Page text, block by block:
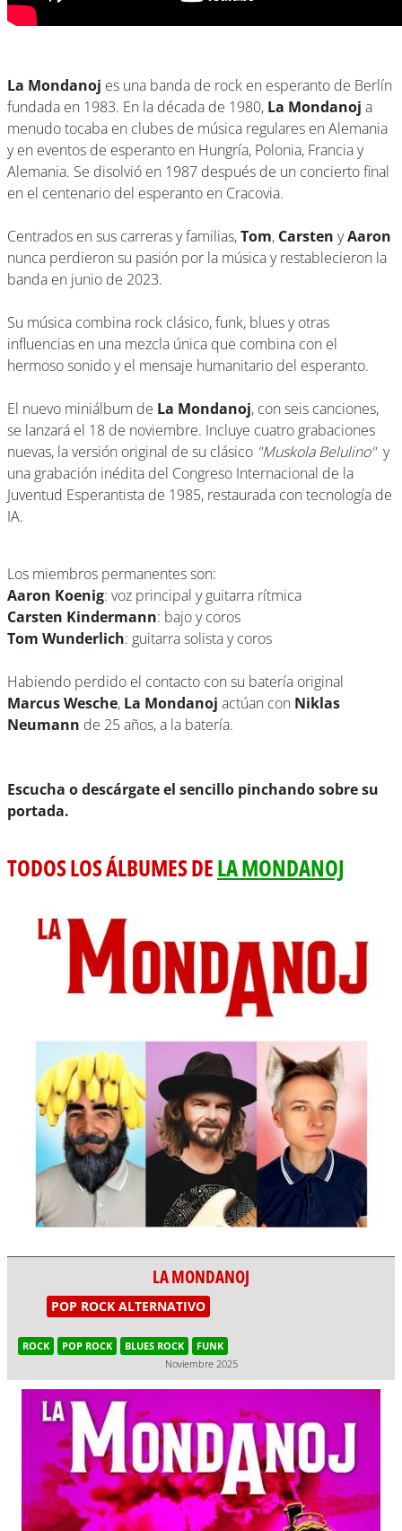
La Mondanoj es una banda de rock en esperanto de Berlín
fundada en 1983. En la década de 1980, La Mondanoj a
menudo tocaba en clubes de música regulares en Alemania
y en eventos de esperanto en Hungría, Polonia, Francia y
Alemania. Se disolvió en 1987 después de un concierto final
en el centenario del esperanto en Cracovia.
Centrados en sus carreras y familias,Tom, Carsten yAaron
nunca perdieron su pasión por la música y restablecieron la
banda en junio de 2023.
Su música combina rock clásico, funk, blues y otras
influencias en una mezcla única que combina con el
hermoso sonido y el mensaje humanitario del esperanto.
El nuevo miniálbum de La Mondanoj, con seis canciones,
se lanzará el 18 de noviembre. Incluye cuatro grabaciones
nuevas, la versión original de su clásico "Muskola Belulino"y
una grabación inédita del Congreso Internacional de la
Juventud Esperantista de 1985, restaurada con tecnología de
IA.
Los miembros permanentes son:
Aaron Koenig: voz principal y guitarra rítmica
Carsten Kindermann: bajo y coros
Tom Wunderlich: guitarra solista y coros
Habiendo perdido el contacto con su batería original
Marcus Wesche, La Mondanoj actúan con Niklas
Neumann de 25 años, a la batería.
Escucha o descárgate el sencillo pinchando sobre su
portada.
TODOS LOS ÁLBUMES DELA MONDANOJ
LA MONDANOJ
POP ROCK ALTERNATIVO
ROCK POP ROCK BLUES ROCK
FUNK
Noviembre 2025